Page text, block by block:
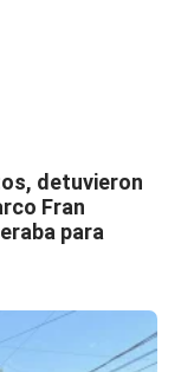
detuvieron
Fran
para